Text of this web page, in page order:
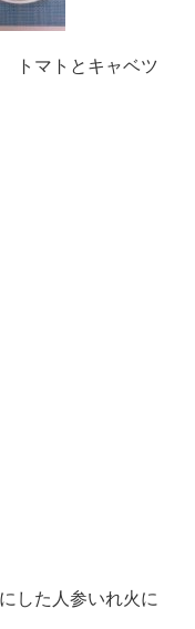
マトとキャベツ
した人参いれ火に